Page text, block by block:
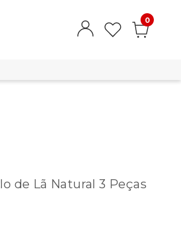
0
de Lã Natural 3 Peças